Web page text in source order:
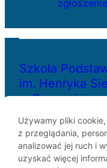
zgłoszenie
Szkoła
im. Henryka
w Szczecinie
ul. Bł. Królowej
70-262 Szczecin
telefon: 91-433-
Używamy pliki
z przeglądania,
analizować jej ruch i
uzyskać więcej